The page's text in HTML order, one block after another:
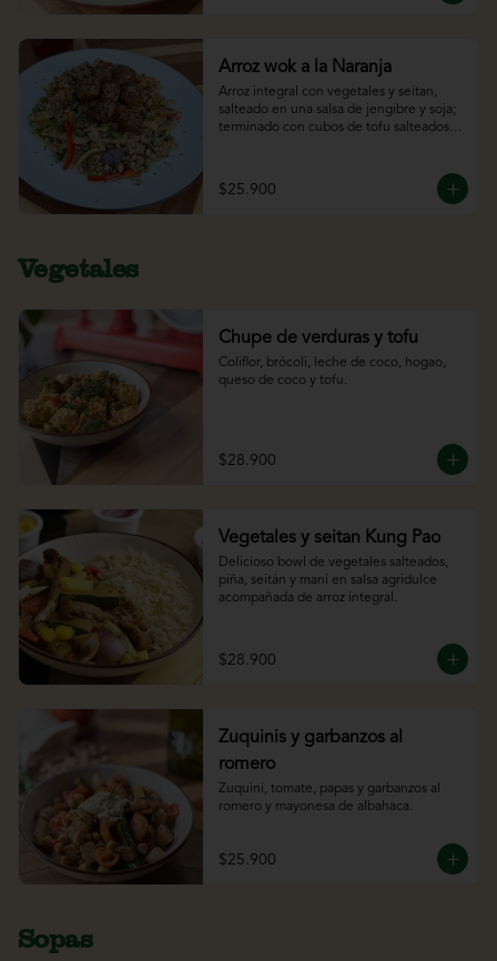
Arroz wok a la Naranja
Arroz integral con vegetales y seitan,
salteado en una salsa de jengibre y soja;
terminado con cubos de tofu salteados
$25.900
Vegetales
Chupe de verduras y tofu
Coliflor, brócoli, leche de coco, hogao,
queso de coco y tofu.
$28.900
Vegetales y seitan Kung Pao
Delicioso bowl de vegetales salteados,
piña, seitán y maní en salsa agridulce
acompañada de arroz integral.
$28.900
Zuquinis y garbanzos al
romero
Zuquini, tomate, papas y garbanzos al
romero y mayonesa de albahaca.
$25.900
Sopas